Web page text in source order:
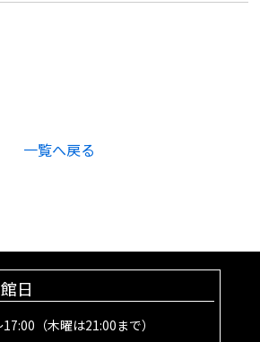
一覧へ戻る
日
（木曜は21:00まで）